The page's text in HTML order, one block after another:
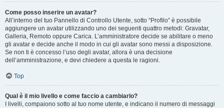
Come posso inserire un avatar?
All’interno del tuo Pannello di Controllo Utente, sotto “Profilo” è possibile
aggiungere un avatar utilizzando uno dei seguenti quattro metodi: Gravatar,
Galleria, Remoto oppure Carica. L’amministratore decide se abilitare o meno
gli avatar e decide anche il modo in cui gli avatar sono messi a disposizione.
Se non ti è concesso l’uso degli avatar, allora è una decisione
dell’amministrazione, e devi chiedere a questa le ragioni.
Top
Qual è il mio livello e come faccio a cambiarlo?
I livelli, compaiono sotto al tuo nome utente, e indicano il numero di messaggi